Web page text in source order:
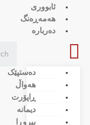
ئابووری
هەمەڕەنگ
دەربارە
دەستپێک
هەواڵ
ڕاپۆرت
دیمانە
بیروڕا